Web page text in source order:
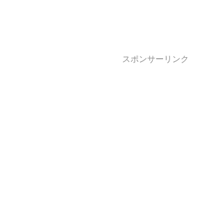
スポンサーリンク